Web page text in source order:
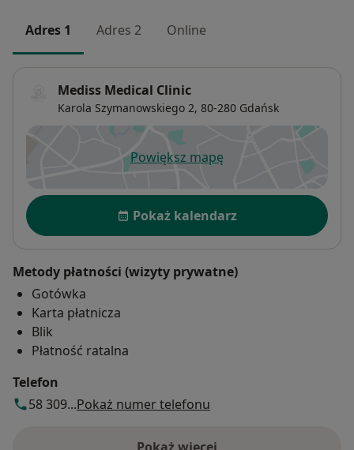
Adres 1 Adres 2 Online
Mediss Medical Clinic
Karola Szymanowskiego 2, 80-280 Gdańsk
Powiększ mapęotwiera się w nowej karcie
Dostępność
Pokaż kalendarz
Metody płatności (wizyty prywatne)
Gotówka
Karta płatnicza
Blik
Płatność ratalna
Telefon
58 309...Pokaż numer telefonu